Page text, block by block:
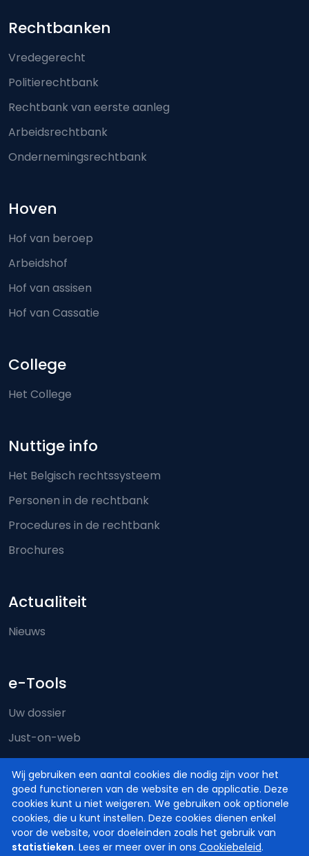
Wij gebruiken een aantal cookies die nodig zijn voor het
goed functioneren van de website en de applicatie. Deze
cookies kunt u niet weigeren. We gebruiken ook optionele
cookies, die u kunt instellen. Deze cookies dienen enkel
voor de website, voor doeleinden zoals het gebruik van
statistieken. Lees er meer over in ons Cookiebeleid.
Footer-menu
Rechtbanken
Vredegerecht
Politierechtbank
Rechtbank van eerste aanleg
Arbeidsrechtbank
Ondernemingsrechtbank
Hoven
Hof van beroep
Arbeidshof
Hof van assisen
Hof van Cassatie
College
Het College
Nuttige info
Het Belgisch rechtssysteem
Personen in de rechtbank
Procedures in de rechtbank
Brochures
Actualiteit
Nieuws
e-Tools
Uw dossier
Just-on-web
e-Deposit
Territoriale bevoegdheid